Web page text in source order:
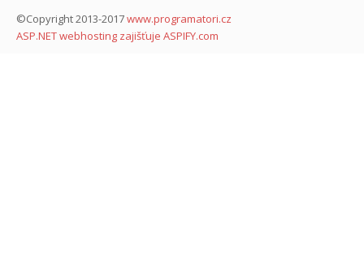
©Copyright 2013-2017www.programatori.cz
ASP.NET webhosting zajišťuje ASPIFY.com